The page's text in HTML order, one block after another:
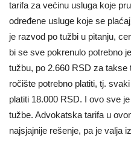
tarifa za većinu usluga koje
određene usluge koje se
je razvod po tužbi u pitanju,
bi se sve pokrenulo potrebno
tužbu, po 2.660 RSD za
ročište potrebno platiti, tj.
platiti 18.000 RSD. I ovo sve
tužbe. Advokatska tarifa u
najsjajnije rešenje, pa je valja